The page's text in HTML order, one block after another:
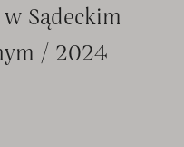
Sądeckim
/ 2024